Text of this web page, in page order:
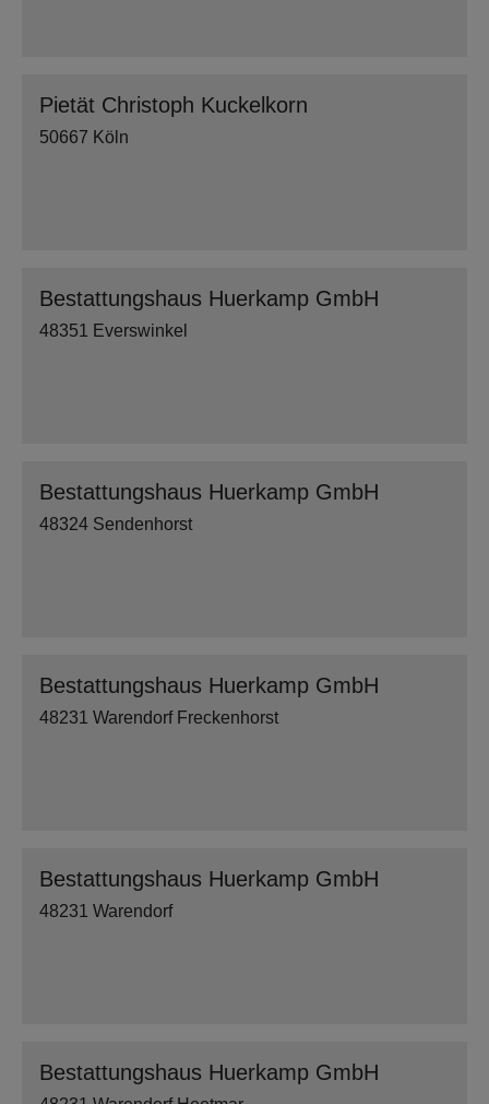
Pietät Christoph Kuckelkorn
50667 Köln
Bestattungshaus Huerkamp GmbH
48351 Everswinkel
Bestattungshaus Huerkamp GmbH
48324 Sendenhorst
Bestattungshaus Huerkamp GmbH
48231 Warendorf Freckenhorst
Bestattungshaus Huerkamp GmbH
48231 Warendorf
Bestattungshaus Huerkamp GmbH